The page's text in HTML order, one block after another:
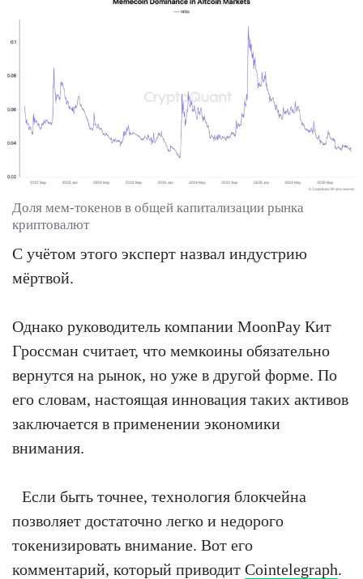
Доля мем-токенов в общей капитализации рынка
криптовалют
С учётом этого эксперт назвал индустрию
мёртвой.
Однако руководитель компании MoonPay Кит
Гроссман считает, что мемкоины обязательно
вернутся на рынок, но уже в другой форме. По
его словам, настоящая инновация таких активов
заключается в применении экономики
внимания.
Если быть точнее, технология блокчейна
позволяет достаточно легко и недорого
токенизировать внимание. Вот его
комментарий, который приводит Cointelegraph.